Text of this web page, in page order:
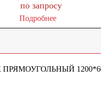
по запросу
Подробнее